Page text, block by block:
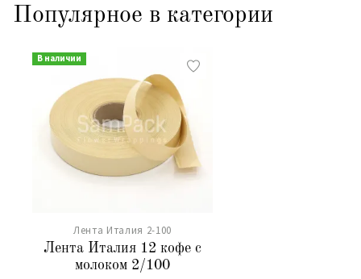
Популярное в категории
В наличии
Лента Италия 2-100
Лента Италия 12 кофе с
молоком 2/100